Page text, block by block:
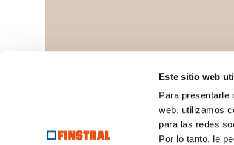
Este sitio web
Para presentarle
web, utilizamos
para las redes
Por lo tanto, le